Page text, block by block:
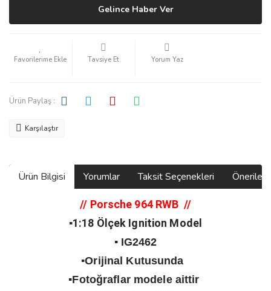
Gelince Haber Ver
Tavsiye Et Yorum Yaz
Ürün Paylaş :
Karşılaştır
Ürün Bilgisi Yorumlar Taksit Seçenekleri
// Porsche 964 RWB //
▪️1:18 Ölçek Ignition Model
▪️ IG2462
▪️Orijinal Kutusunda
▪️Fotoğraflar modele aittir